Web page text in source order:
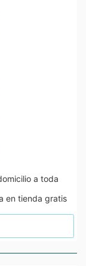
a toda
en tienda gratis